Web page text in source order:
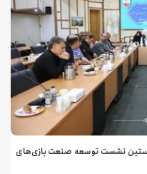
نشست توسعه صنعت بازی‌های